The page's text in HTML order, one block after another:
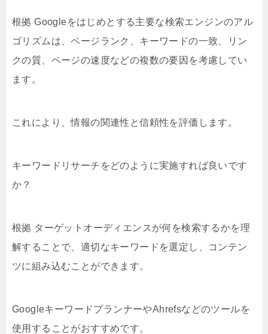
根拠 Googleをはじめとする主要な検索エンジンのアル
ゴリズムは、ページランク、キーワードの一致、リン
クの質、ページの速度などの複数の要因を考慮してい
ます。
これにより、情報の関連性と信頼性を評価します。
キーワードリサーチをどのように実施すれば良いです
か？
根拠 ターゲットオーディエンスが何を検索するかを理
解することで、適切なキーワードを選定し、コンテン
ツに組み込むことができます。
GoogleキーワードプランナーやAhrefsなどのツールを
使用することがおすすめです。